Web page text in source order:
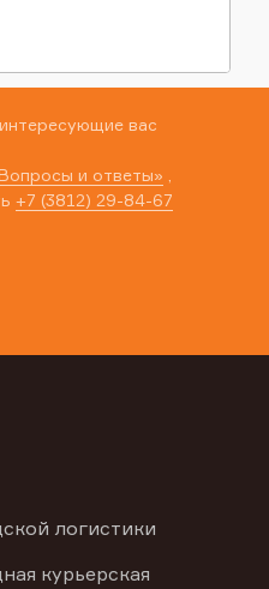
вас
и ответы»
+7 (3812) 29-84-67
логистики
курьерская